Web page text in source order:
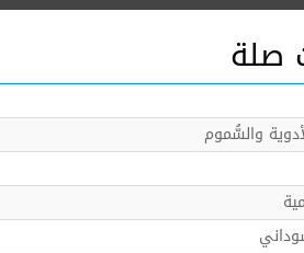
صلة
والسُّموم